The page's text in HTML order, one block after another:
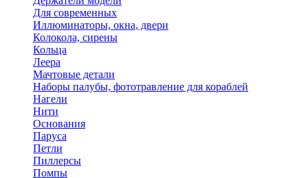
Для современных
Иллюминаторы, окна, двери
Колокола, сирены
Кольца
Леера
Мачтовые детали
Наборы палубы, фототравление для кораблей
Нагели
Нити
Основания
Паруса
Петли
Пиллерсы
Помпы